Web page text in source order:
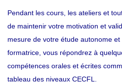
Pendant les cours, les ateliers et
de maintenir votre motivation et
mesure de votre étude autonome
formatrice, vous répondrez à
compétences orales et écrites
tableau des niveaux CECFL.